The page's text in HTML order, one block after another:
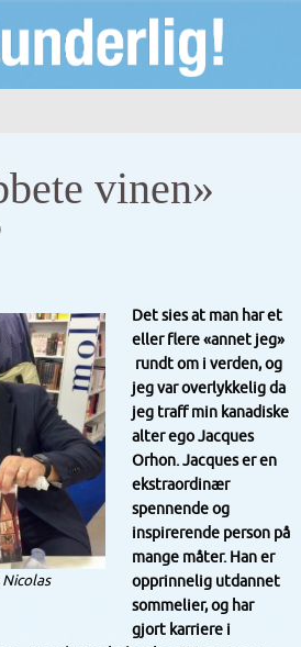
vinen»
Det sies at man har et
eller flere «annet jeg»
rundt om i verden, og
jeg var overlykkelig da
jeg traff min kanadiske
alter ego Jacques
Orhon. Jacques er en
ekstraordinær
spennende og
inspirerende person på
mange måter. Han er
opprinnelig utdannet
sommelier, og har
gjort karriere i